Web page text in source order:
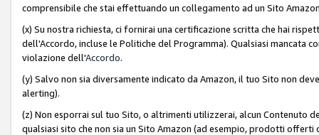
comprensibile che stai effettuando un collegamento ad un Sito
(x) Su nostra richiesta, ci fornirai una certificazione scritta che hai
dell'Accordo, incluse le Politiche del Programma). Qualsiasi mancata
violazione dell'Accordo.
(y) Salvo non sia diversamente indicato da Amazon, il tuo Sito non
alerting).
(z) Non esporrai sul tuo Sito, o altrimenti utilizzerai, alcun Contenuto
qualsiasi sito che non sia un Sito Amazon (ad esempio, prodotti